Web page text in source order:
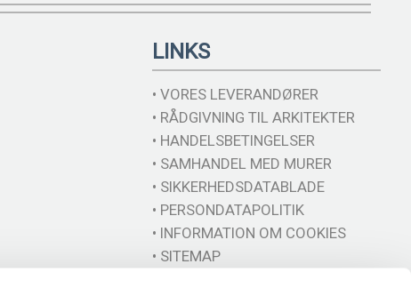
LINKS
• VORES LEVERANDØRER
• RÅDGIVNING TIL ARKITEKTER
• HANDELSBETINGELSER
• SAMHANDEL MED MURER
• SIKKERHEDSDATABLADE
• PERSONDATAPOLITIK
• INFORMATION OM COOKIES
• SITEMAP